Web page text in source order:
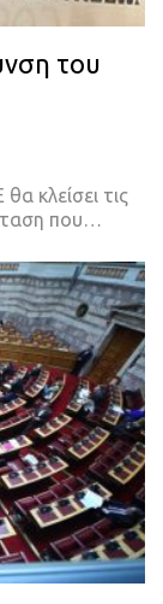
του
κλείσει τις
που…